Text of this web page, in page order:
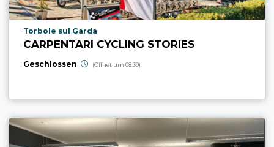
aria.poi_location_prefix
Torbole sul Garda
CARPENTARI CYCLING STORIES
Geschlossen (Öffnet um 08:30)